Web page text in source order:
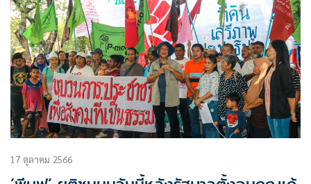
17 ตุลาคม 2566